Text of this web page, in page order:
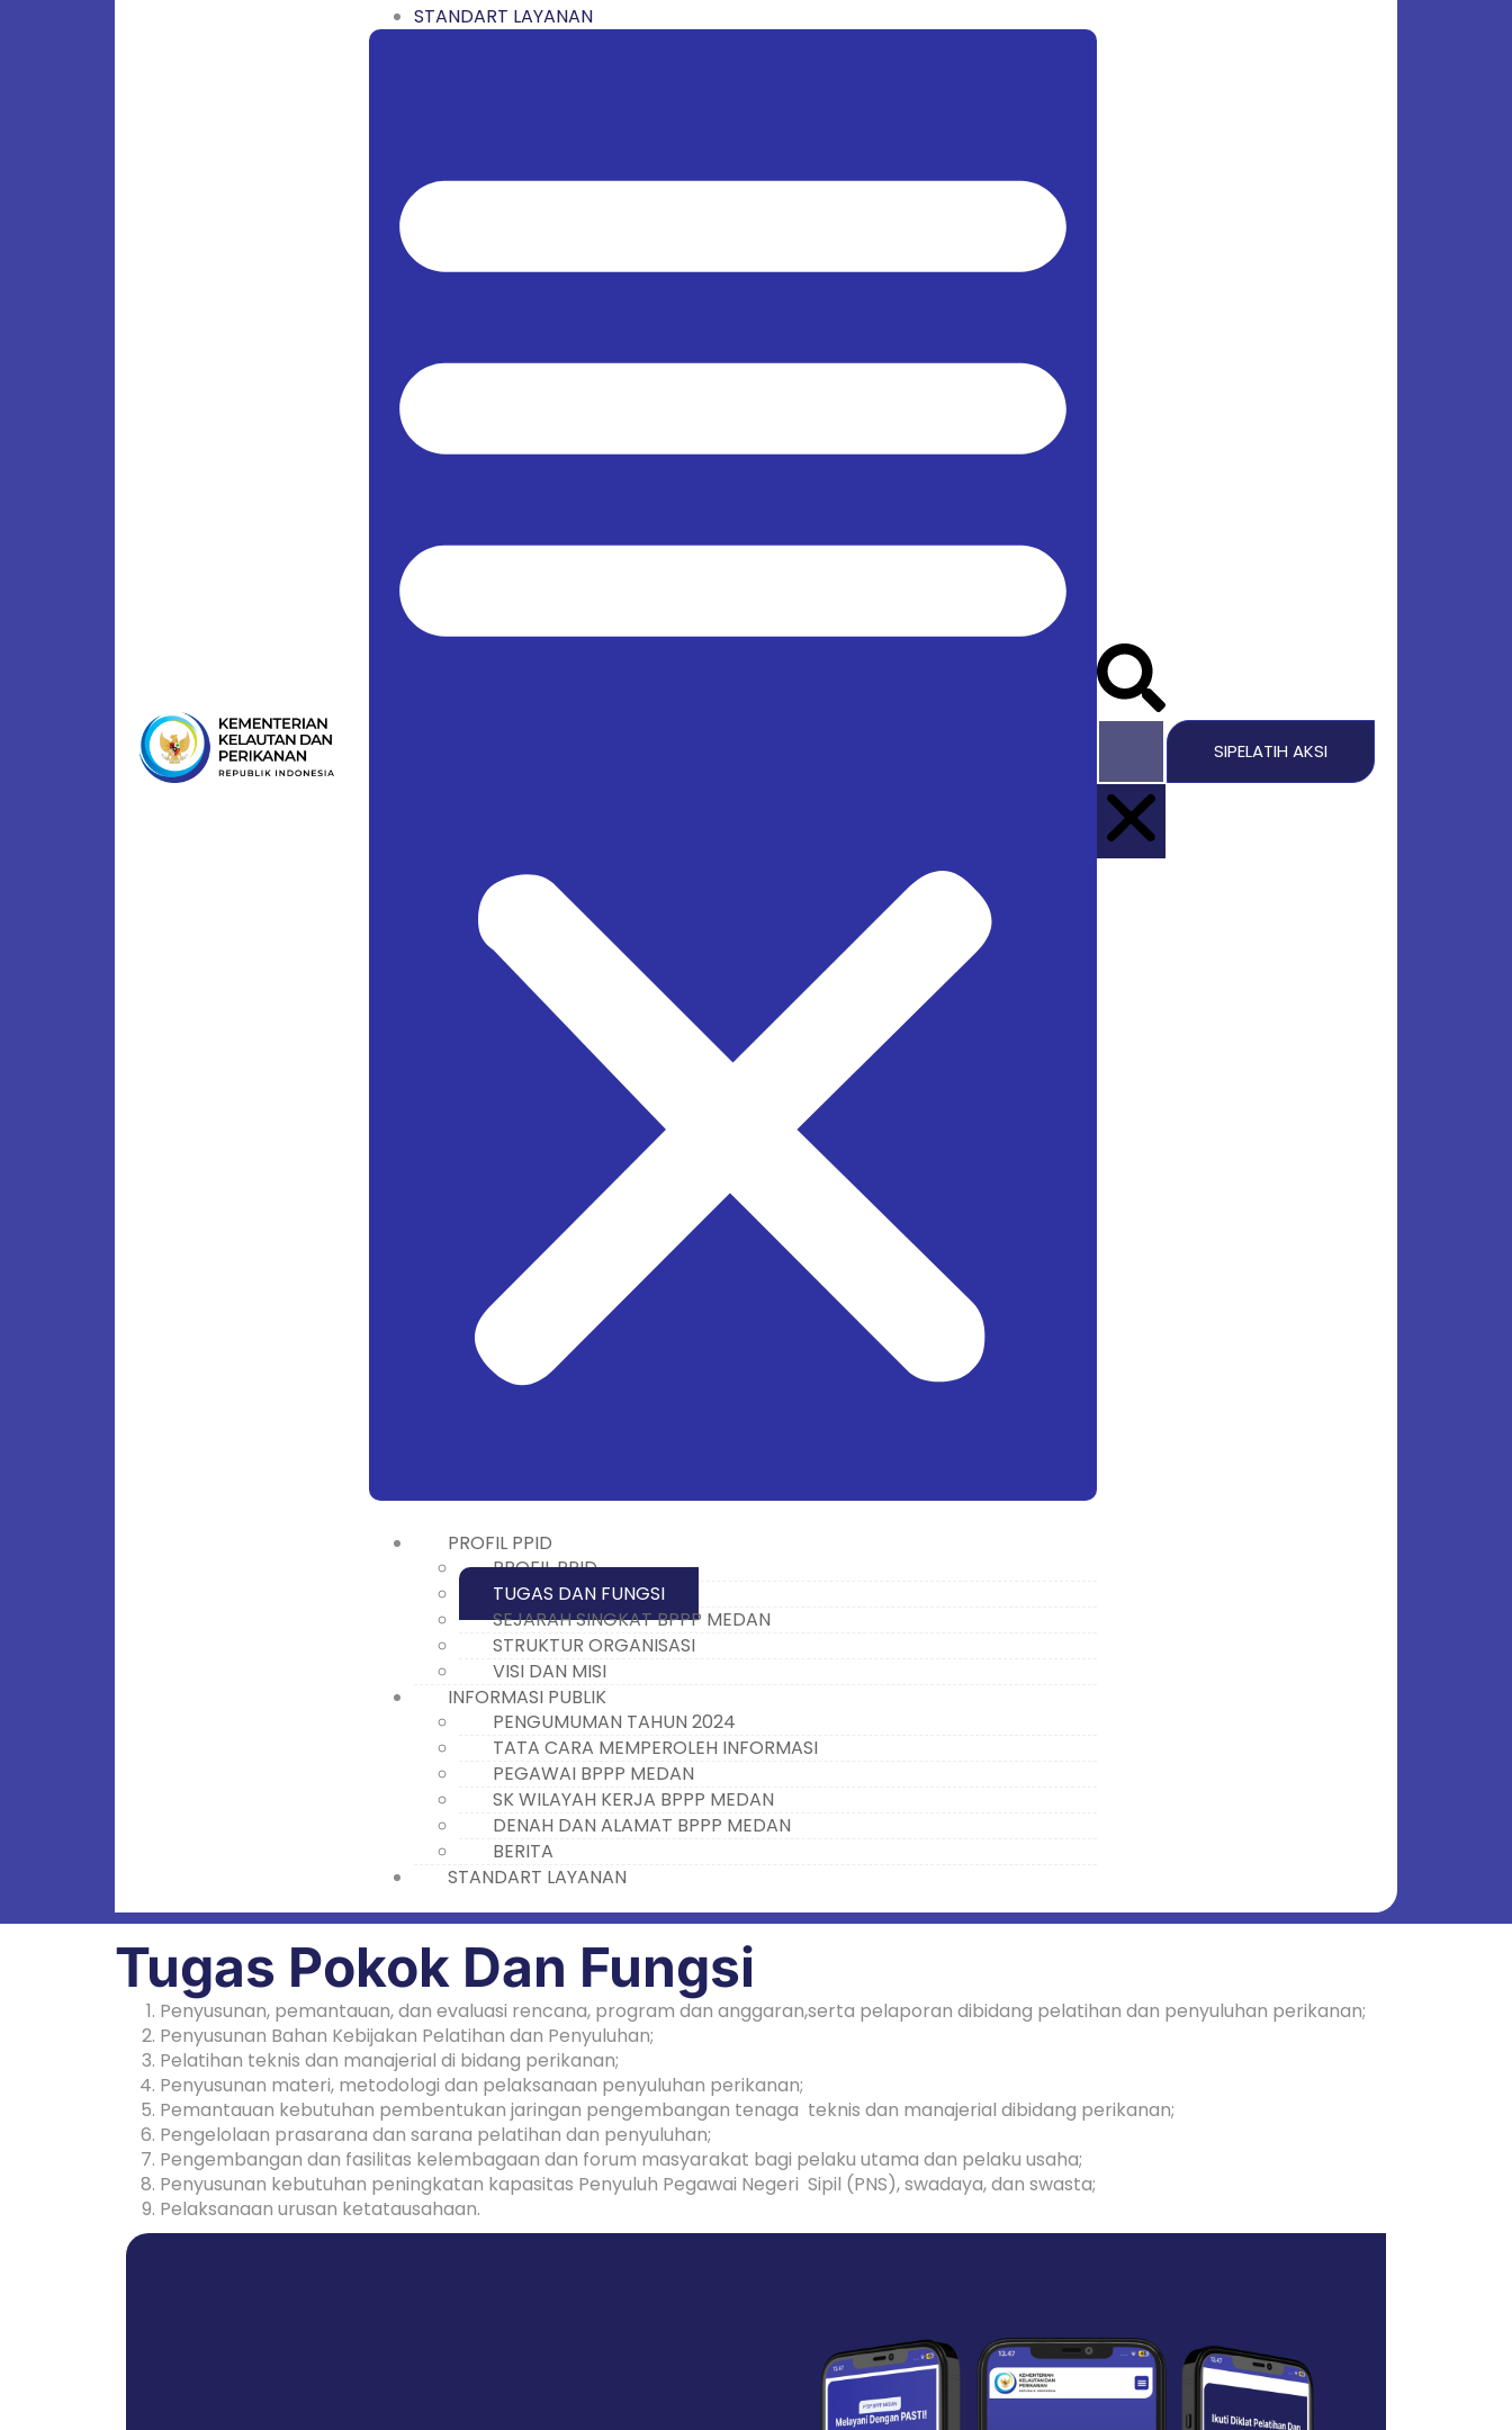
STANDART LAYANAN
PROFIL PPID
PROFIL PPID
TUGAS DAN FUNGSI
SEJARAH SINGKAT BPPP MEDAN
STRUKTUR ORGANISASI
VISI DAN MISI
INFORMASI PUBLIK
PENGUMUMAN TAHUN 2024
TATA CARA MEMPEROLEH INFORMASI
PEGAWAI BPPP MEDAN
SK WILAYAH KERJA BPPP MEDAN
DENAH DAN ALAMAT BPPP MEDAN
BERITA
STANDART LAYANAN
SIPELATIH AKSI
Tugas Pokok Dan Fungsi
Penyusunan, pemantauan, dan evaluasi rencana, program dan anggaran,serta pelaporan dibidang pelatihan dan penyuluhan perikanan;
Penyusunan Bahan Kebijakan Pelatihan dan Penyuluhan;
Pelatihan teknis dan manajerial di bidang perikanan;
Penyusunan materi, metodologi dan pelaksanaan penyuluhan perikanan;
Pemantauan kebutuhan pembentukan jaringan pengembangan tenaga teknis dan manajerial dibidang perikanan;
Pengelolaan prasarana dan sarana pelatihan dan penyuluhan;
Pengembangan dan fasilitas kelembagaan dan forum masyarakat bagi pelaku utama dan pelaku usaha;
Penyusunan kebutuhan peningkatan kapasitas Penyuluh Pegawai Negeri Sipil (PNS), swadaya, dan swasta;
Pelaksanaan urusan ketatausahaan.